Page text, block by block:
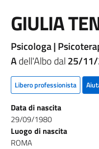
GIULIA
Psicologa |
Adell'Albo dal25/
Libero professionista
Data di nascita
29/09/1980
Luogo di nascita
ROMA